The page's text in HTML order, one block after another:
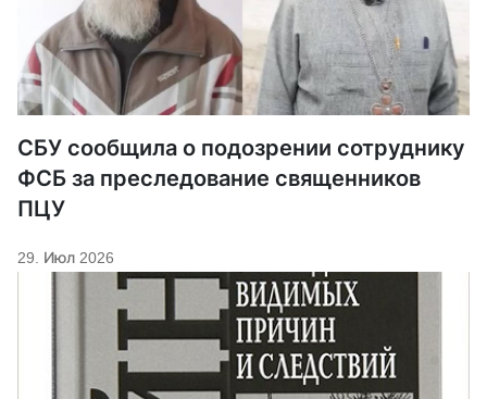
СБУ сообщила о подозрении сотруднику
ФСБ за преследование священников
ПЦУ
29. Июл 2026